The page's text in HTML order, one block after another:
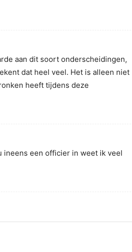
aan dit soort onderscheidingen,
dat heel veel. Het is alleen niet
heeft tijdens deze
ineens een officier in weet ik veel